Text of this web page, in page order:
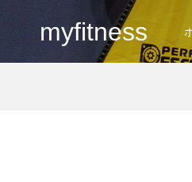
myfitness